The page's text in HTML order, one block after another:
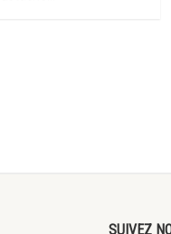
SUIVEZ